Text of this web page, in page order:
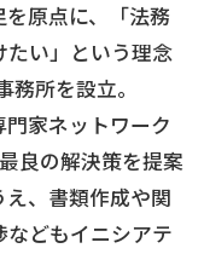
可物件
資
を探す
原点に、「法務
い」という理念
所を設立。
家ネットワーク
良の解決策を提案
、書類作成や関
どもイニシアテ